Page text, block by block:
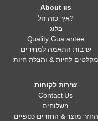
About us
איך כזה זול?
בלוג
Quality Guarantee
ערבות התאמה למחירים
מקלטים לחיות & והצלת חיות
שירות לקוחות
Contact Us
משלוחים
החזר מוצר & החזרים כספיים